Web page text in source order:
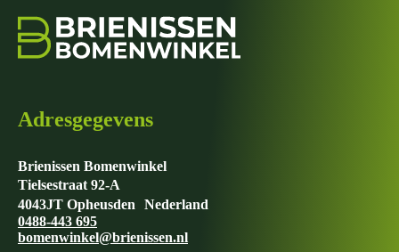
Adresgegevens
Brienissen Bomenwinkel
Tielsestraat 92-A
4043JT Opheusden Nederland
0488-443 695
bomenwinkel@brienissen.nl